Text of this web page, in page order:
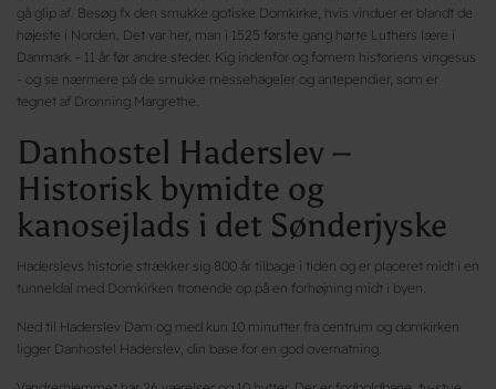
gå glip af. Besøg fx den smukke gotiske Domkirke, hvis vinduer er blandt de
højeste i Norden. Det var her, man i 1525 første gang hørte Luthers lære i
Danmark – 11 år før andre steder. Kig indenfor og fornem historiens vingesus
- og se nærmere på de smukke messehageler og antependier, som er
tegnet af Dronning Margrethe.
Danhostel Haderslev –
Historisk bymidte og
kanosejlads i det Sønderjyske
Haderslevs historie strækker sig 800 år tilbage i tiden og er placeret midt i en
tunneldal med Domkirken tronende op på en forhøjning midt i byen.
Ned til Haderslev Dam og med kun 10 minutter fra centrum og domkirken
ligger Danhostel Haderslev, din base for en god overnatning.